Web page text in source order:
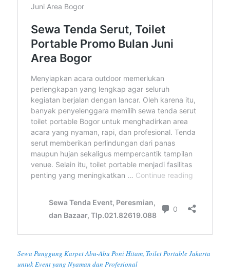
Sewa Panggung Karpet Abu-Abu Poni Hitam, Toilet Portable Jakarta
untuk Event yang Nyaman dan Profesional